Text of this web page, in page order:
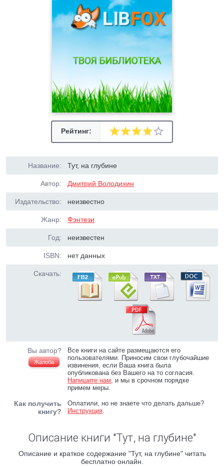
Рейтинг:
Название: Тут, на глубине
Автор: Дмитрий Володихин
Издательство: неизвестно
Жанр: Фэнтези
Год: неизвестен
ISBN: нет данных
Скачать:
Вы автор?
Жалоба
Все книги на сайте размещаются его
пользователями. Приносим свои глубочайшие
извинения, если Ваша книга была
опубликована без Вашего на то согласия.
Напишите нам, и мы в срочном порядке
примем меры.
Как получить
книгу?
Оплатили, но не знаете что делать дальше?
Инструкция.
Описание книги "Тут, на глубине"
Описание и краткое содержание "Тут, на глубине" читать
бесплатно онлайн.